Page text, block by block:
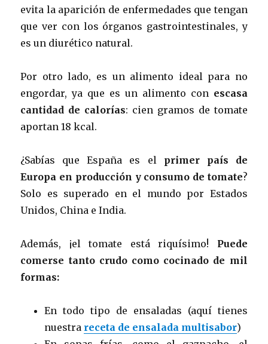
evita la aparición de enfermedades que tengan
que ver con los órganos gastrointestinales, y
es un diurético natural.
Por otro lado, es un alimento ideal para no
engordar, ya que es un alimento con escasa
cantidad de calorías: cien gramos de tomate
aportan 18 kcal.
¿Sabías que España es el primer país de
Europa en producción y consumo de tomate?
Solo es superado en el mundo por Estados
Unidos, China e India.
Además, ¡el tomate está riquísimo! Puede
comerse tanto crudo como cocinado de mil
formas:
En todo tipo de ensaladas (aquí tienes
nuestra receta de ensalada multisabor)